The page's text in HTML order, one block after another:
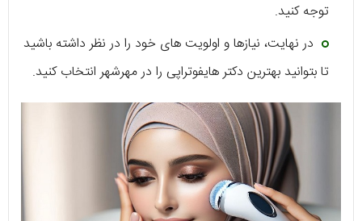
توجه کنید.
در نهایت، نیاز‌ها و اولویت های خود را در نظر داشته باشید
تا بتوانید بهترین دکتر هایفوتراپی را در مهرشهر انتخاب کنید.